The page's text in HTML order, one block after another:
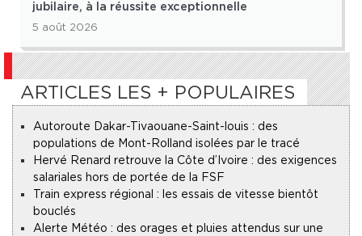
jubilaire, à la réussite exceptionnelle
5 août 2026
ARTICLES LES + POPULAIRES
Autoroute Dakar-Tivaouane-Saint-louis : des
populations de Mont-Rolland isolées par le tracé
Hervé Renard retrouve la Côte d’Ivoire : des exigences
salariales hors de portée de la FSF
Train express régional : les essais de vitesse bientôt
bouclés
Alerte Météo : des orages et pluies attendus sur une